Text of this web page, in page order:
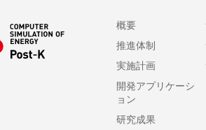
概要
推進体制
実施計画
開発アプリケーシ
ョン
研究成果